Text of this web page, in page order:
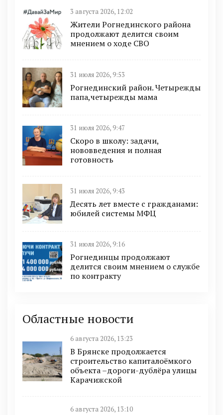
3 августа 2026, 12:02
Жители Рогнединского района
продолжают делится своим
мнением о ходе СВО
31 июля 2026, 9:53
Рогнединский район. Четырежды
папа,четырежды мама
31 июля 2026, 9:47
Скоро в школу: задачи,
нововведения и полная
готовность
31 июля 2026, 9:43
Десять лет вместе с гражданами:
юбилей системы МФЦ
31 июля 2026, 9:16
Рогнединцы продолжают
делится своим мнением о службе
по контракту
Областные новости
6 августа 2026, 13:23
В Брянске продолжается
строительство капиталоёмкого
объекта –дороги-дублёра улицы
Карачижской
6 августа 2026, 13:10